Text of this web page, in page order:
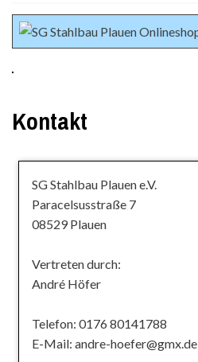
Kontakt
SG Stahlbau Plauen e.V.
Paracelsusstraße 7
08529 Plauen
Vertreten durch:
André Höfer
Telefon: 0176 80141788
E-Mail: andre-hoefer@gmx.de